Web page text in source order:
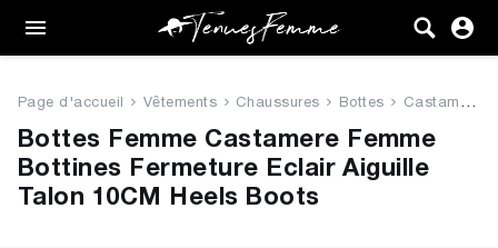
Femme
Vêtements
Chaussures
Page d'accueil Vêtements Chaussures Bottes Castamere Femme Bottines Ferme...
Bottes Femme Castamere Femme
Bottines Fermeture Eclair Aiguille
Talon 10CM Heels Boots